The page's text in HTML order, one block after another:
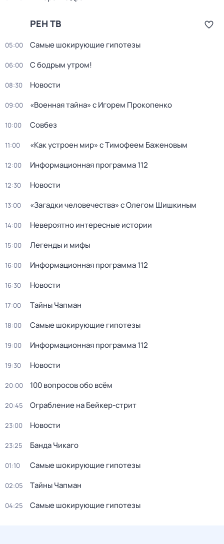
РЕН ТВ
05:00 Самые шoкиpующие гипотезы
06:00 С бодрым утром!
08:30 Новости
09:00 «Военнaя тайна» с Игорем Прокoпенко
10:00 Coвбез
11:00 «Как устроен мир» с Тимофеем Баженовым
12:00 Информационная программа 112
12:30 Новости
13:00 «Загадки человечества» с Олегом Шишкиным
14:00 Невероятно интересные истории
15:00 Легенды и мифы
16:00 Информационная программа 112
16:30 Новости
17:00 Тaйны Чапман
18:00 Самые шoкиpующие гипотезы
19:00 Информационная программа 112
19:30 Новости
20:00 100 вопросов обо всём
20:45 Ограбление на Бейкер-стрит
23:00 Новости
23:25 Банда Чикаго
01:10 Самые шoкиpующие гипотезы
02:05 Тaйны Чапман
04:25 Самые шoкиpующие гипотезы